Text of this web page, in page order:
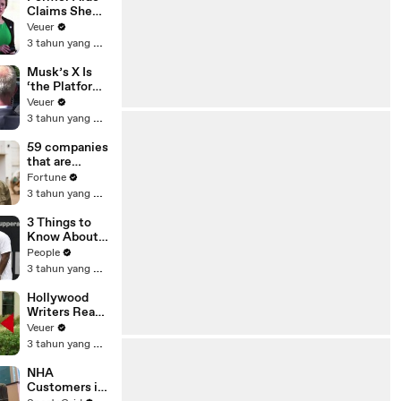
Claims She
Was Asked to
Make a ‘Hit
Trump
Veuer
3 tahun yang lalu
Musk’s X Is
‘the Platform
With the
Largest Ratio
Misinformatio
n or
Disinformatio
n’ Amongst
All Social
Media
Platforms
Veuer
3 tahun yang lalu
59 companies
that are
changing the
world: From
Chobani
Fortune
3 tahun yang lalu
3 Things to
Know About
Coco Gauff's
Parents
People
3 tahun yang lalu
Hollywood
Writers Reach
‘Tentative
Agreement’
After 146 Day
Strike
Veuer
3 tahun yang lalu
NHA
Customers in